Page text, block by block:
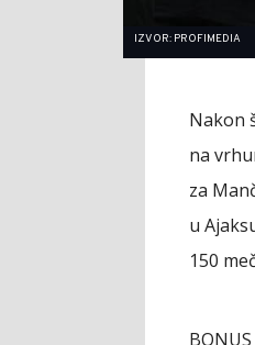
IZVOR: PROFIMEDIA
Nakon
na
za
u
150
BONUS